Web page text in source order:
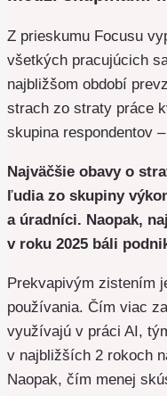
Z prieskumu Focusu
všetkých pracujúcich
najbližšom období
strach zo straty práce
skupina respondentov –
Najväčšie obavy o
ľudia zo skupiny
a úradníci. Naopak,
v roku 2025 báli
Prekvapivým zistením
používania. Čím viac
využívajú v práci AI,
v najbližších 2 rokoch
Naopak, čím menej